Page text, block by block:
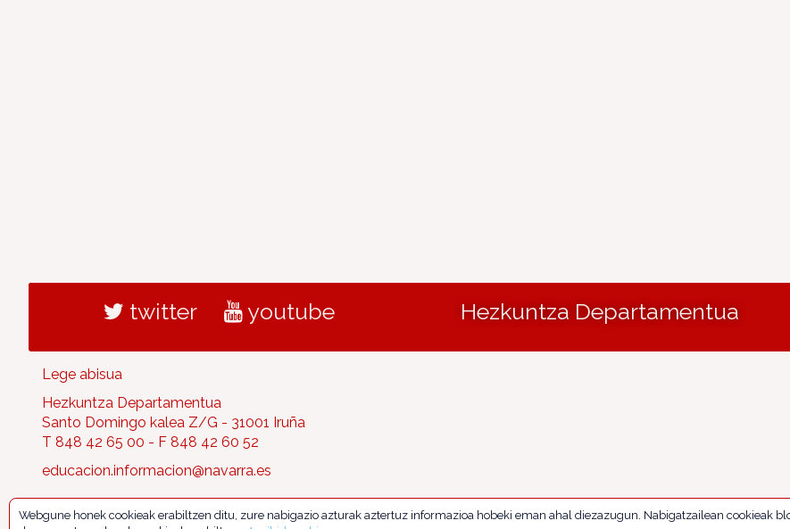
twitter youtube Hezkuntza Departamentua
Lege abisua
Hezkuntza Departamentua
Santo Domingo kalea Z/G - 31001 Iruña
T 848 42 65 00 - F 848 42 60 52
educacion.informacion@navarra.es
Webgune honek cookieak erabiltzen ditu, zure nabigazio azturak aztertuz informazioa hobeki eman ahal diezazugun. Nabigatzailean cookieak